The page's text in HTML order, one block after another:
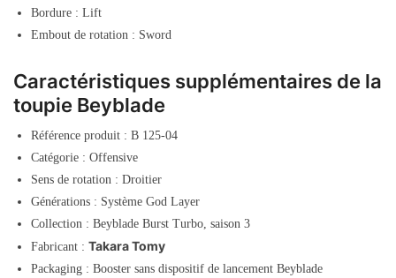
Bordure : Lift
Embout de rotation : Sword
Caractéristiques supplémentaires de la
toupie Beyblade
Référence produit : B 125-04
Catégorie : Offensive
Sens de rotation : Droitier
Générations : Système God Layer
Collection : Beyblade Burst Turbo, saison 3
Fabricant : Takara Tomy
Packaging : Booster sans dispositif de lancement Beyblade